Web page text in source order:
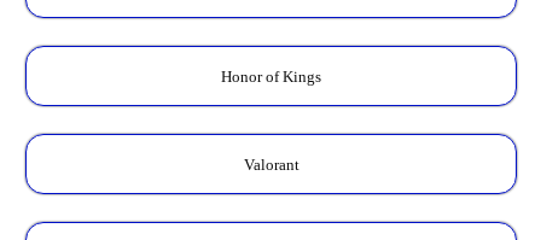
Honor of Kings
Valorant